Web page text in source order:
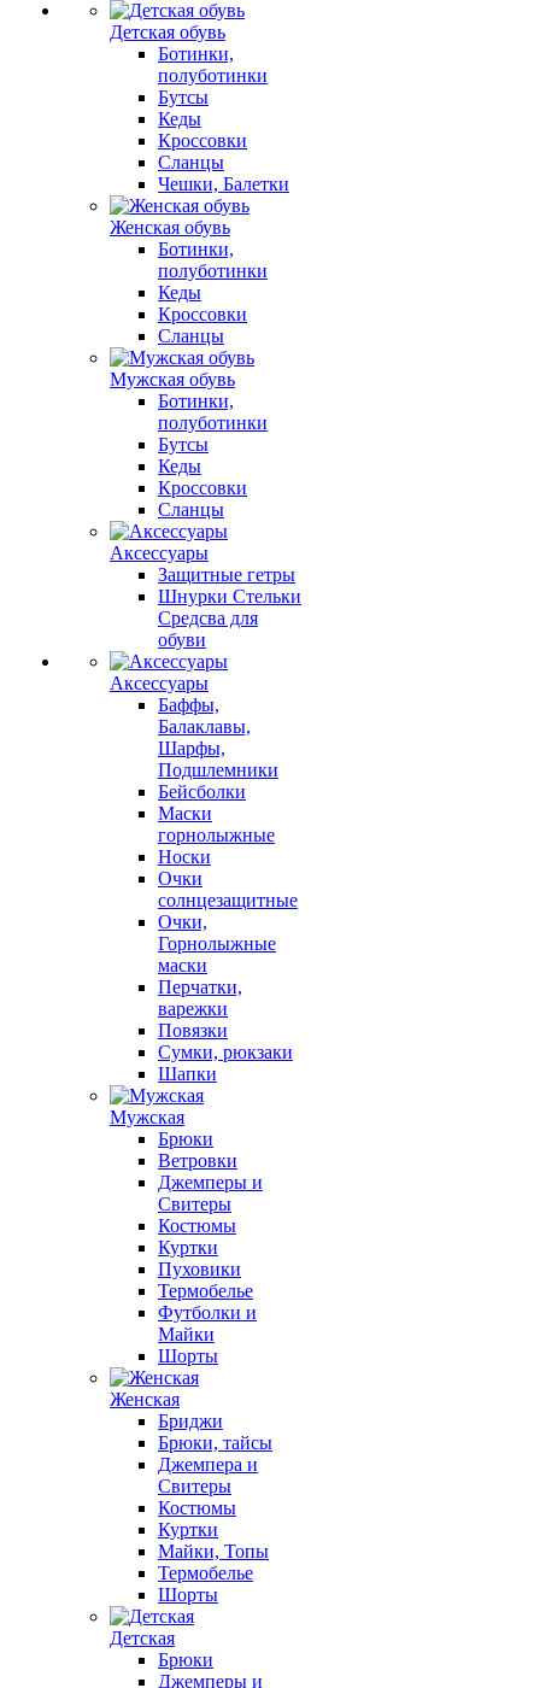
Детская обувь
Ботинки,
полуботинки
Бутсы
Кеды
Кроссовки
Сланцы
Чешки, Балетки
Женская обувь
Ботинки,
полуботинки
Кеды
Кроссовки
Сланцы
Мужская обувь
Ботинки,
полуботинки
Бутсы
Кеды
Кроссовки
Сланцы
Аксессуары
Защитные гетры
Шнурки Стельки
Средсва для
обуви
Аксессуары
Баффы,
Балаклавы,
Шарфы,
Подшлемники
Бейсболки
Маски
горнолыжные
Носки
Очки
солнцезащитные
Очки,
Горнолыжные
маски
Перчатки,
варежки
Повязки
Сумки, рюкзаки
Шапки
Мужская
Брюки
Ветровки
Джемперы и
Свитеры
Костюмы
Куртки
Пуховики
Термобелье
Футболки и
Майки
Шорты
Женская
Бриджи
Брюки, тайсы
Джемпера и
Свитеры
Костюмы
Куртки
Майки, Топы
Термобелье
Шорты
Детская
Брюки
Джемперы и